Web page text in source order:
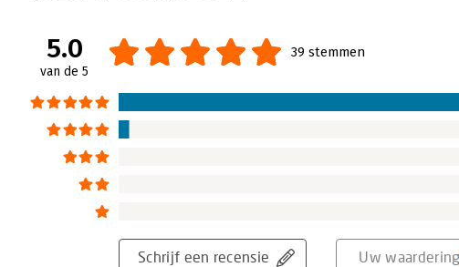
5.0
van de 5
39 stemmen
Schrijf een recensie Uw